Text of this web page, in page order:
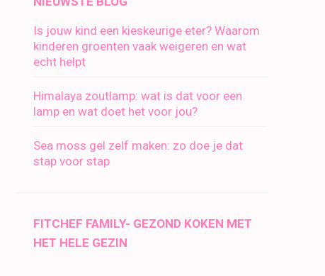
Is jouw kind een kieskeurige eter? Waarom
kinderen groenten vaak weigeren en wat
echt helpt
Himalaya zoutlamp: wat is dat voor een
lamp en wat doet het voor jou?
Sea moss gel zelf maken: zo doe je dat
stap voor stap
FITCHEF FAMILY- GEZOND KOKEN MET
HET HELE GEZIN